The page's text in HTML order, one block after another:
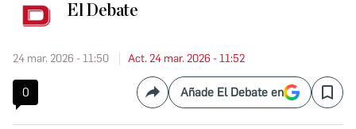
El Debate
24 mar. 2026 - 11:50 Act. 24 mar. 2026 - 11:52
0 CompartirAñade El Debate en Save